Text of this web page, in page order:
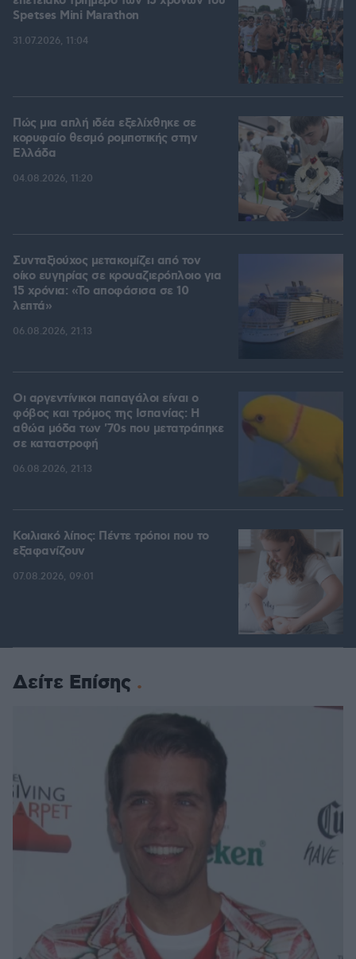
Spetses Mini Marathon
31.07.2026, 11:04
Πώς μια απλή ιδέα εξελίχθηκε σε
κορυφαίο θεσμό ρομποτικής στην
Ελλάδα
04.08.2026, 11:20
Συνταξιούχος μετακομίζει από τον
οίκο ευγηρίας σε κρουαζιερόπλοιο για
15 χρόνια: «Το αποφάσισα σε 10
λεπτά»
06.08.2026, 21:13
Οι αργεντίνικοι παπαγάλοι είναι ο
φόβος και τρόμος της Ισπανίας: Η
αθώα μόδα των '70s που μετατράπηκε
σε καταστροφή
06.08.2026, 21:13
Κοιλιακό λίπος: Πέντε τρόποι που το
εξαφανίζουν
07.08.2026, 09:01
Δείτε Επίσης